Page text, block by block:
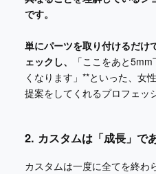
です。
単にパーツを取り付けるだけ
ェックし、
「ここをあと
くなります」**といった、女
提案をしてくれるプロフェッ
2. カスタムは「成長」で
カスタムは一度に全てを終わ